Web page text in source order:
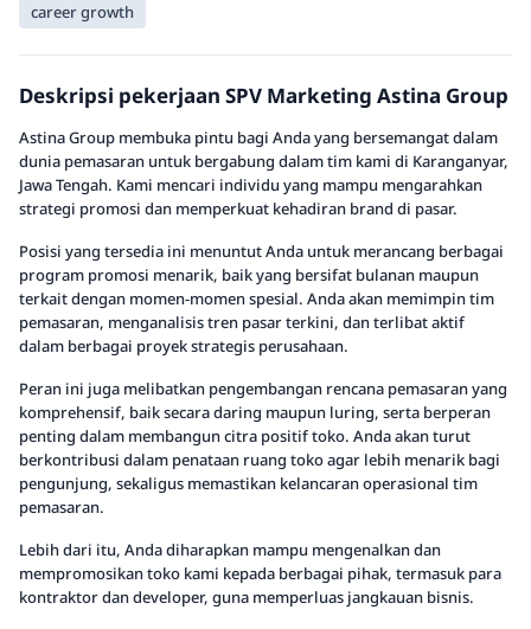
career growth
Deskripsi pekerjaan SPV Marketing Astina Group
Astina Group membuka pintu bagi Anda yang bersemangat dalam
dunia pemasaran untuk bergabung dalam tim kami di Karanganyar,
Jawa Tengah. Kami mencari individu yang mampu mengarahkan
strategi promosi dan memperkuat kehadiran brand di pasar.
Posisi yang tersedia ini menuntut Anda untuk merancang berbagai
program promosi menarik, baik yang bersifat bulanan maupun
terkait dengan momen-momen spesial. Anda akan memimpin tim
pemasaran, menganalisis tren pasar terkini, dan terlibat aktif
dalam berbagai proyek strategis perusahaan.
Peran ini juga melibatkan pengembangan rencana pemasaran yang
komprehensif, baik secara daring maupun luring, serta berperan
penting dalam membangun citra positif toko. Anda akan turut
berkontribusi dalam penataan ruang toko agar lebih menarik bagi
pengunjung, sekaligus memastikan kelancaran operasional tim
pemasaran.
Lebih dari itu, Anda diharapkan mampu mengenalkan dan
mempromosikan toko kami kepada berbagai pihak, termasuk para
kontraktor dan developer, guna memperluas jangkauan bisnis.